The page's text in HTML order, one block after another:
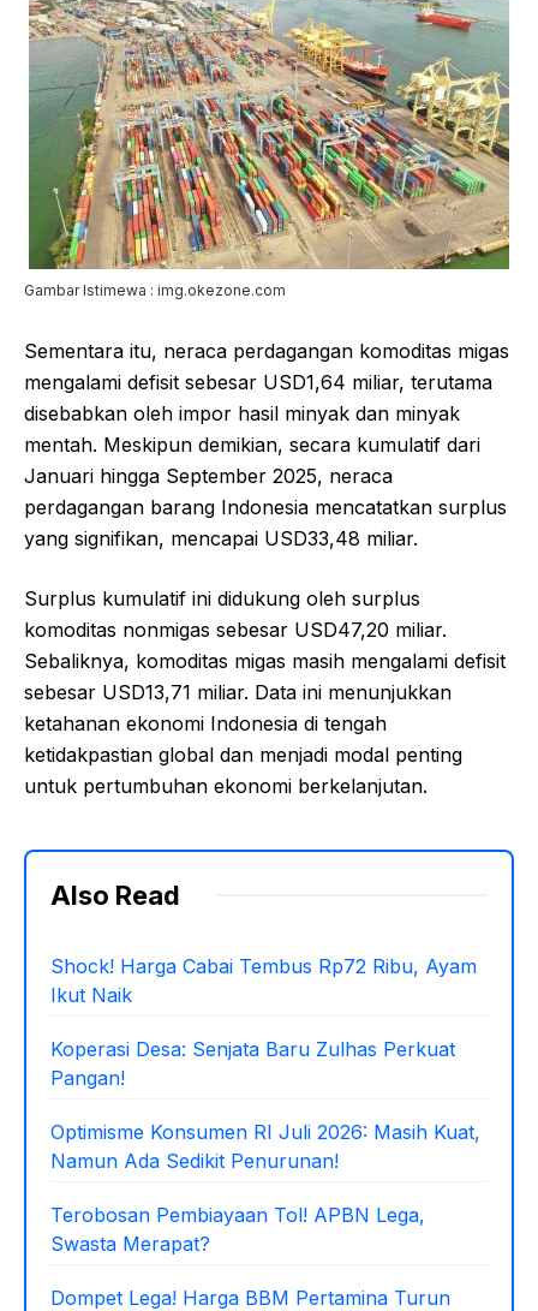
Gambar Istimewa : img.okezone.com
Sementara itu, neraca perdagangan komoditas migas
mengalami defisit sebesar USD1,64 miliar, terutama
disebabkan oleh impor hasil minyak dan minyak
mentah. Meskipun demikian, secara kumulatif dari
Januari hingga September 2025, neraca
perdagangan barang Indonesia mencatatkan surplus
yang signifikan, mencapai USD33,48 miliar.
Surplus kumulatif ini didukung oleh surplus
komoditas nonmigas sebesar USD47,20 miliar.
Sebaliknya, komoditas migas masih mengalami defisit
sebesar USD13,71 miliar. Data ini menunjukkan
ketahanan ekonomi Indonesia di tengah
ketidakpastian global dan menjadi modal penting
untuk pertumbuhan ekonomi berkelanjutan.
Also Read
Shock! Harga Cabai Tembus Rp72 Ribu, Ayam
Ikut Naik
Koperasi Desa: Senjata Baru Zulhas Perkuat
Pangan!
Optimisme Konsumen RI Juli 2026: Masih Kuat,
Namun Ada Sedikit Penurunan!
Terobosan Pembiayaan Tol! APBN Lega,
Swasta Merapat?
Dompet Lega! Harga BBM Pertamina Turun